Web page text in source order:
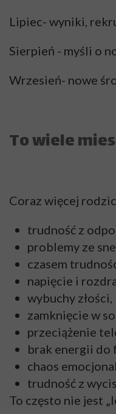
Lipiec- wyniki,
Sierpień - myśli o
Wrzesień- nowe
To wiele
Coraz więcej
trudność z
problemy ze
czasem
napięcie i
wybuchy złości,
zamknięcie w
przeciążenie
brak energii do
chaos
trudność z
To często nie jest